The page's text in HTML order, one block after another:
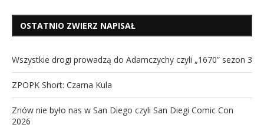
OSTATNIO ZWIERZ NAPISAŁ
Wszystkie drogi prowadzą do Adamczychy czyli „1670” sezon 3
ZPOPK Short: Czarna Kula
Znów nie było nas w San Diego czyli San Diegi Comic Con
2026